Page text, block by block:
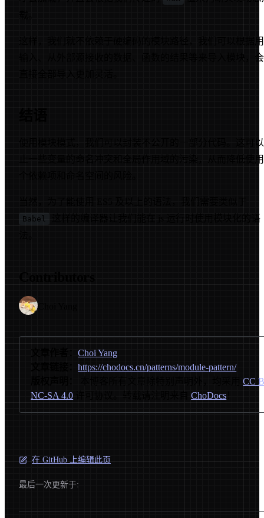
这样，我们就不依赖于硬编码的模块路径，我们可以根据
输入、从外部源接收的数据、函数的结果等来导入模块，
使用模块模式，我们可以封装不公开的一部分代码。这可
止一些变量的命名冲突和全局作用域的污染，从而降低使
个依赖项和命名空间的风险。
当然，为了能使用 ES5 及以上的语法，我们需要类似于
Babel
这样的编译器让我们能在 js 运行时使用模块化的语
Contributors
Choi Yang
文章作者：Choi Yang
文章链接：https://chodocs.cn/patterns/module-pattern/
本博客所有文章除特别声明外，均采用CC
NC-SA 4.0 许可协议。转载请注明来自ChoDocs
在 GitHub 上编辑此页
最后一次更新于: